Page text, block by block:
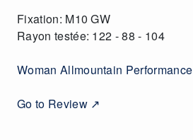
Fixation: M10 GW
Rayon testée: 122 - 88 - 104
Woman Allmountain Performance
Go to Review ↗